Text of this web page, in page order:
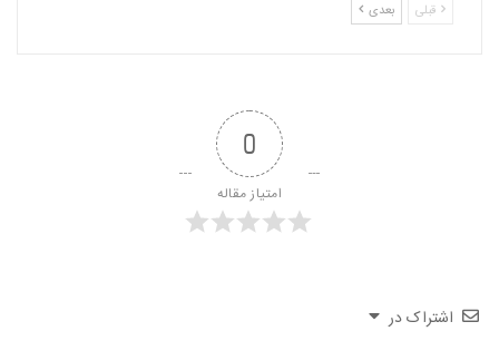
قبلی بعدی
0
امتیاز مقاله
اشتراک در